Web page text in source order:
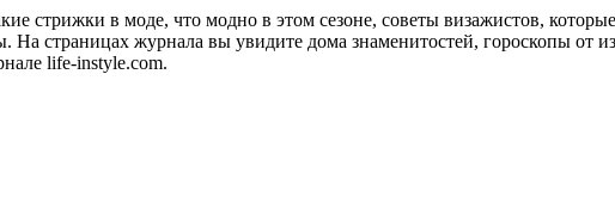
стрижки в моде, что модно в этом сезоне, советы визажистов,
страницах журнала вы увидите дома знаменитостей, гороскопы от
life-instyle.com.